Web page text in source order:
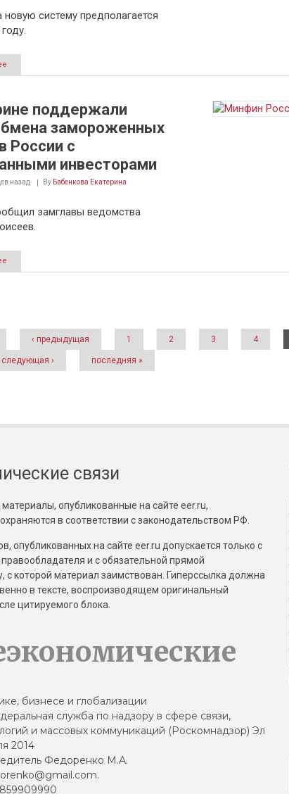
новую систему предполагается
поддержали
замороженных
России с
инвесторами
назад By Бабенкова Екатерина
замглавы ведомства
‹ предыдущая 1 2 3 4
следующая › последняя »
связи
опубликованные на сайте eer.ru,
в соответствии с законодательством РФ.
опубликованных на сайте eer.ru допускается только с
и с обязательной прямой
с которой материал заимствован. Гиперссылка должна
в тексте, воспроизводящем оригинальный
цитируемого блока.
бизнесе и глобализации
служба по надзору в сфере связи,
и массовых коммуникаций (Роскомнадзор) Эл
2014
Федоренко М.А.